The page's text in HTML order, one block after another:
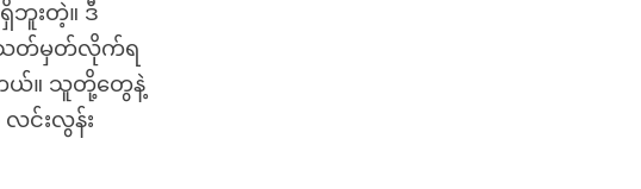
ဘူးတဲ့။ ဒီ
တ်မှတ်လိုက်ရ
တယ်။ သူတို့တွေနဲ့
င်းလွန်း